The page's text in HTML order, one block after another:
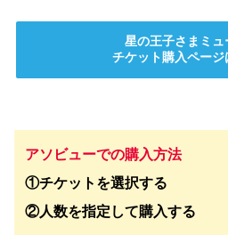
星の王子さまミュ
チケット購入ページ
アソビューでの購入方法
①チケットを選択する
②人数を指定して購入する